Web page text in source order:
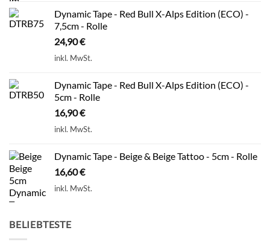
Dynamic Tape - Red Bull X-Alps Edition (ECO) -
7,5cm - Rolle
24,90€
inkl. MwSt.
Dynamic Tape - Red Bull X-Alps Edition (ECO) -
5cm - Rolle
16,90€
inkl. MwSt.
Dynamic Tape - Beige & Beige Tattoo - 5cm - Rolle
16,60€
inkl. MwSt.
BELIEBTESTE